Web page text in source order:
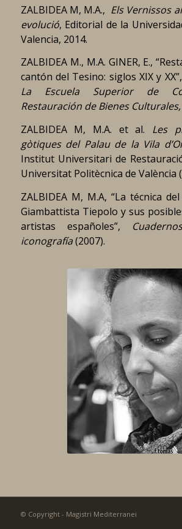
ZALBIDEA M, M.A., Els Vernissos
evolució, Editorial de la
Valencia, 2014.
ZALBIDEA M., M.A. GINER, E.,
cantón del Tesino: siglos XIX y XX”,
La Escuela Superior de
Restauración de Bienes Culturales,
ZALBIDEA M, M.A. et al. Les
gòtiques del Palau de la Vila
Institut Universitari de
Universitat Politècnica de València
ZALBIDEA M, M.A, “La técnica
Giambattista Tiepolo y sus
artistas españoles”,
iconografía(2007).
© Copyright - Magistri Mediterranei